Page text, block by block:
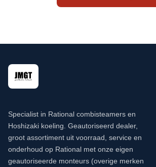
Specialist in Rational combisteamers en
Hoshizaki koeling. Geautoriseerd dealer,
groot assortiment uit voorraad, service en
onderhoud op Rational met onze eigen
geautoriseerde monteurs (overige merken